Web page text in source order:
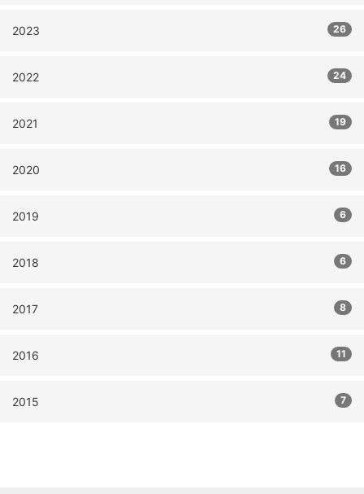
2023 26
2022 24
2021 19
2020 16
2019 6
2018 6
2017 8
2016 11
2015 7